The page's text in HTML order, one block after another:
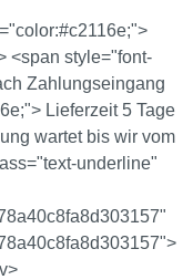
<span style="font-
Zahlungseingang
Lieferzeit 5 Tage
wartet bis wir vom
underline"